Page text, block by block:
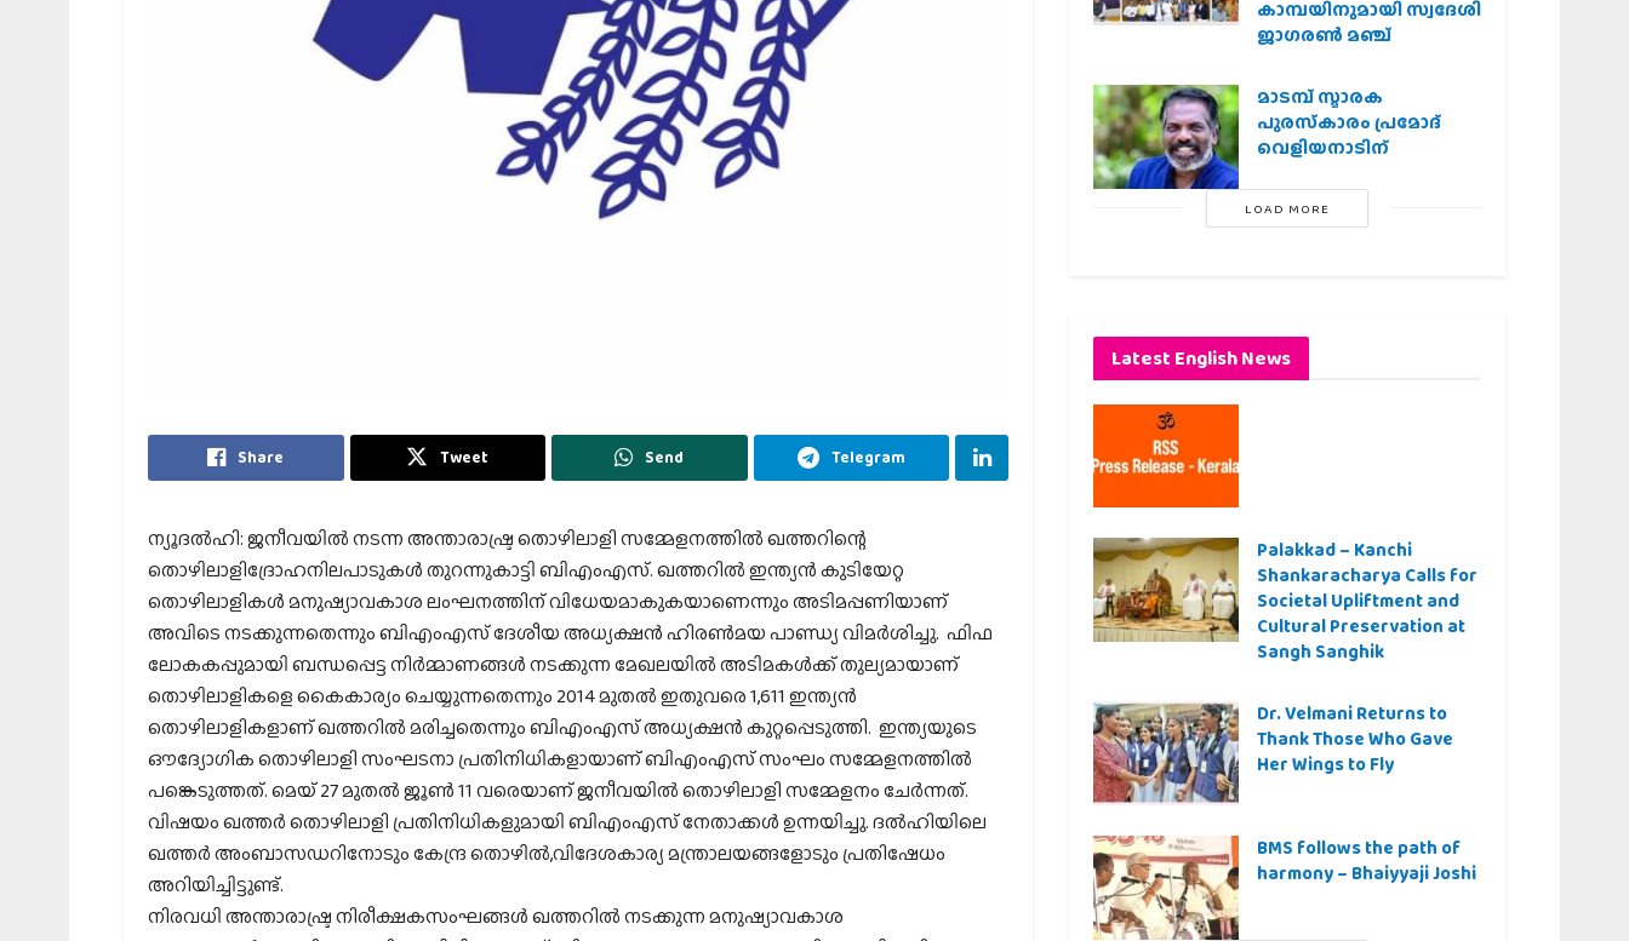
Share Tweet Send Telegram
ന്യൂദല്‍ഹി: ജനീവയില്‍ നടന്ന അന്താരാഷ്ട്ര തൊഴിലാളി സമ്മേളനത്തില്‍ ഖത്തറിന്റെ
തൊഴിലാളിദ്രോഹനിലപാടുകള്‍ തുറന്നുകാട്ടി ബിഎംഎസ്. ഖത്തറില്‍ ഇന്ത്യന്‍ കുടിയേറ്റ
തൊഴിലാളികള്‍ മനുഷ്യാവകാശ ലംഘനത്തിന് വിധേയമാകുകയാണെന്നും അടിമപ്പണിയാണ്
അവിടെ നടക്കുന്നതെന്നും ബിഎംഎസ് ദേശീയ അധ്യക്ഷന്‍ ഹിരണ്‍മയ പാണ്ഡ്യ വിമര്‍ശിച്ചു. ഫിഫ
ലോകകപ്പുമായി ബന്ധപ്പെട്ട നിര്‍മ്മാണങ്ങള്‍ നടക്കുന്ന മേഖലയില്‍ അടിമകള്‍ക്ക് തുല്യമായാണ്
തൊഴിലാളികളെ കൈകാര്യം ചെയ്യുന്നതെന്നും 2014 മുതല്‍ ഇതുവരെ 1,611 ഇന്ത്യന്‍
തൊഴിലാളികളാണ് ഖത്തറില്‍ മരിച്ചതെന്നും ബിഎംഎസ് അധ്യക്ഷന്‍ കുറ്റപ്പെടുത്തി. ഇന്ത്യയുടെ
ഔദ്യോഗിക തൊഴിലാളി സംഘടനാ പ്രതിനിധികളായാണ് ബിഎംഎസ് സംഘം സമ്മേളനത്തില്‍
പങ്കെടുത്തത്. മെയ് 27 മുതല്‍ ജൂണ്‍ 11 വരെയാണ് ജനീവയില്‍ തൊഴിലാളി സമ്മേളനം ചേര്‍ന്നത്.
വിഷയം ഖത്തര്‍ തൊഴിലാളി പ്രതിനിധികളുമായി ബിഎംഎസ് നേതാക്കള്‍ ഉന്നയിച്ചു. ദല്‍ഹിയിലെ
ഖത്തര്‍ അംബാസഡറിനോടും കേന്ദ്ര തൊഴില്‍,വിദേശകാര്യ മന്ത്രാലയങ്ങളോടും പ്രതിഷേധം
അറിയിച്ചിട്ടുണ്ട്.
നിരവധി അന്താരാഷ്ട്ര നിരീക്ഷകസംഘങ്ങള്‍ ഖത്തറില്‍ നടക്കുന്ന മനുഷ്യാവകാശ
കാമ്പയിനുമായി സ്വദേശി
ജാഗരണ്‍ മഞ്ച്
മാടമ്പ് സ്മാരക
പുരസ്‌കാരം പ്രമോദ്
വെളിയനാടിന്
LOAD MORE
Latest English News
Palakkad – Kanchi
Shankaracharya Calls for
Societal Upliftment and
Cultural Preservation at
Sangh Sanghik
Dr. Velmani Returns to
Thank Those Who Gave
Her Wings to Fly
BMS follows the path of
harmony – Bhaiyyaji Joshi